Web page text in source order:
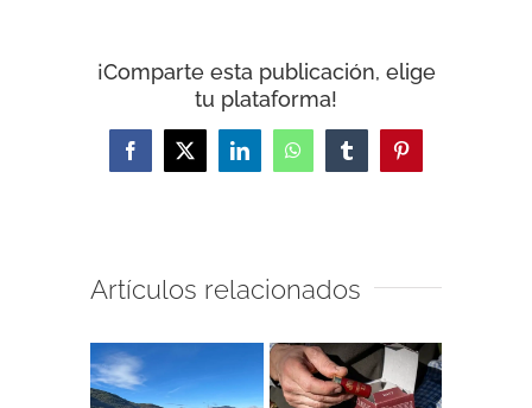
¡Comparte esta publicación, elige
tu plataforma!
Facebook
X LinkedInWhatsAppTumblrPinterest
Artículos relacionados